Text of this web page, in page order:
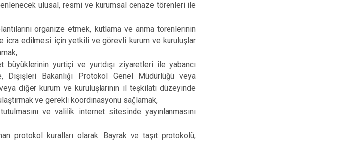
ulusal, resmi ve kurumsal cenaze törenleri ile
organize etmek, kutlama ve anma törenlerinin
icra edilmesi için yetkili ve görevli kurum ve kuruluşlar
büyüklerinin yurtiçi ve yurtdışı ziyaretleri ile yabancı
Dışişleri Bakanlığı Protokol Genel Müdürlüğü veya
veya diğer kurum ve kuruluşlarının il teşkilatı düzeyinde
ve gerekli koordinasyonu sağlamak,
ve valilik internet sitesinde yayınlanmasını
protokol kuralları olarak: Bayrak ve taşıt protokolü;